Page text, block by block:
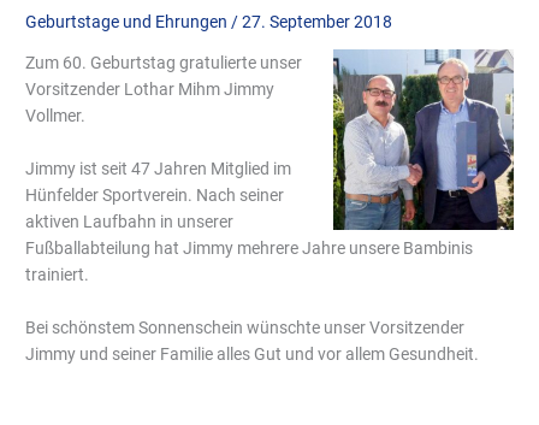
Geburtstage und Ehrungen /27. September 2018
Zum 60. Geburtstag gratulierte unser
Vorsitzender Lothar Mihm Jimmy
Vollmer.
Jimmy ist seit 47 Jahren Mitglied im
Hünfelder Sportverein. Nach seiner
aktiven Laufbahn in unserer
Fußballabteilung hat Jimmy mehrere Jahre unsere Bambinis
trainiert.
Bei schönstem Sonnenschein wünschte unser Vorsitzender
Jimmy und seiner Familie alles Gut und vor allem Gesundheit.